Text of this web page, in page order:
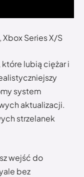
Xbox Series X/S
lubią ciężar i
system
aktualizacji.
strzelanek
wejść do
bez